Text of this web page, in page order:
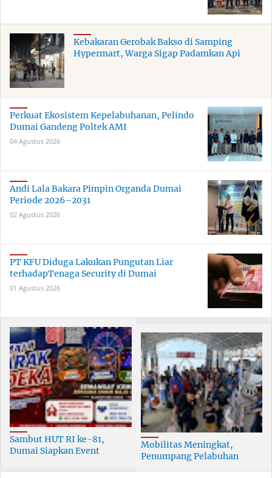
Kebakaran Gerobak Bakso di Samping
Hypermart, Warga Sigap Padamkan Api
Perkuat Ekosistem Kepelabuhanan, Pelindo
Dumai Gandeng Poltek AMI
04 Agustus 2026
Andi Lala Bakara Pimpin Organda Dumai
Periode 2026–2031
02 Agustus 2026
PT KFU Diduga Lakukan Pungutan Liar
terhadapTenaga Security di Dumai
01 Agustus 2026
Sambut HUT RI ke-81,
Dumai Siapkan Event
Mobilitas Meningkat,
Penumpang Pelabuhan